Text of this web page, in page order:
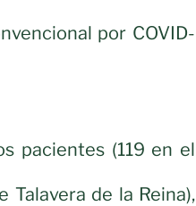
por COVID-
pacientes (119 en el
de la Reina),